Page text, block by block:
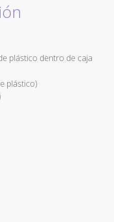
plástico dentro de caja
plástico)